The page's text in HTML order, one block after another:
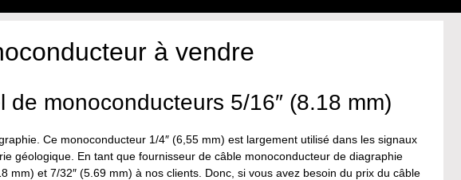
à vendre
monoconducteurs 5/16″ (8.18 mm)
Ce monoconducteur 1/4″ (6,55 mm) est largement utilisé dans les signaux
géologique. En tant que fournisseur de câble monoconducteur de diagraphie
mm) et 7/32″ (5.69 mm) à nos clients. Donc, si vous avez besoin du prix du câble